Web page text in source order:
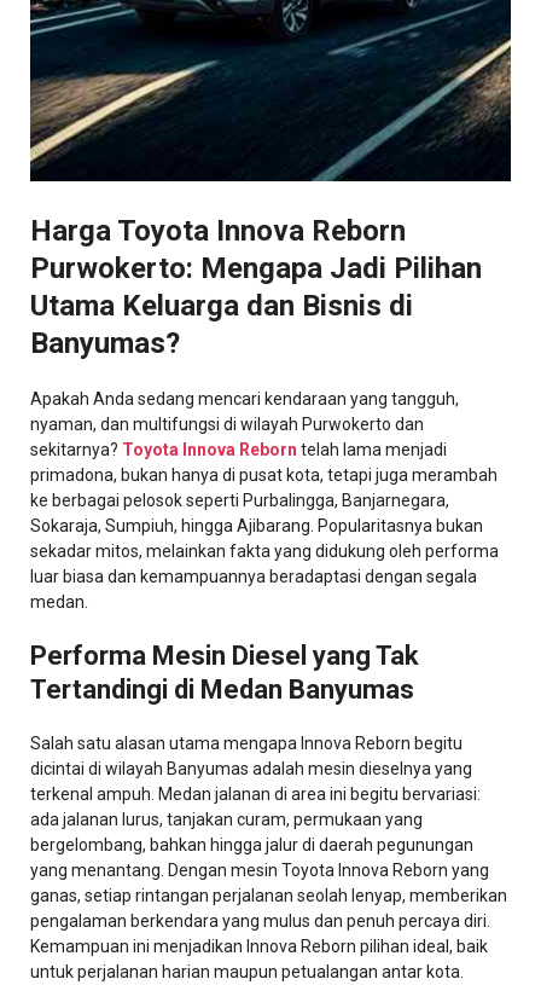
Harga Toyota Innova Reborn
Purwokerto: Mengapa Jadi Pilihan
Utama Keluarga dan Bisnis di
Banyumas?
Apakah Anda sedang mencari kendaraan yang tangguh,
nyaman, dan multifungsi di wilayah Purwokerto dan
sekitarnya? Toyota Innova Reborn telah lama menjadi
primadona, bukan hanya di pusat kota, tetapi juga merambah
ke berbagai pelosok seperti Purbalingga, Banjarnegara,
Sokaraja, Sumpiuh, hingga Ajibarang. Popularitasnya bukan
sekadar mitos, melainkan fakta yang didukung oleh performa
luar biasa dan kemampuannya beradaptasi dengan segala
medan.
Performa Mesin Diesel yang Tak
Tertandingi di Medan Banyumas
Salah satu alasan utama mengapa Innova Reborn begitu
dicintai di wilayah Banyumas adalah mesin dieselnya yang
terkenal ampuh. Medan jalanan di area ini begitu bervariasi:
ada jalanan lurus, tanjakan curam, permukaan yang
bergelombang, bahkan hingga jalur di daerah pegunungan
yang menantang. Dengan mesin Toyota Innova Reborn yang
ganas, setiap rintangan perjalanan seolah lenyap, memberikan
pengalaman berkendara yang mulus dan penuh percaya diri.
Kemampuan ini menjadikan Innova Reborn pilihan ideal, baik
untuk perjalanan harian maupun petualangan antar kota.